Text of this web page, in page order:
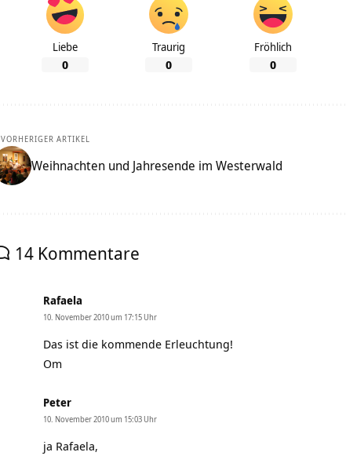
Liebe
0
Traurig
0
Fröhlich
0
VORHERIGER ARTIKEL
Weihnachten und Jahresende im Westerwald
14 Kommentare
Rafaela
10. November 2010 um 17:15 Uhr
Das ist die kommende Erleuchtung!
Om
Peter
10. November 2010 um 15:03 Uhr
ja Rafaela,